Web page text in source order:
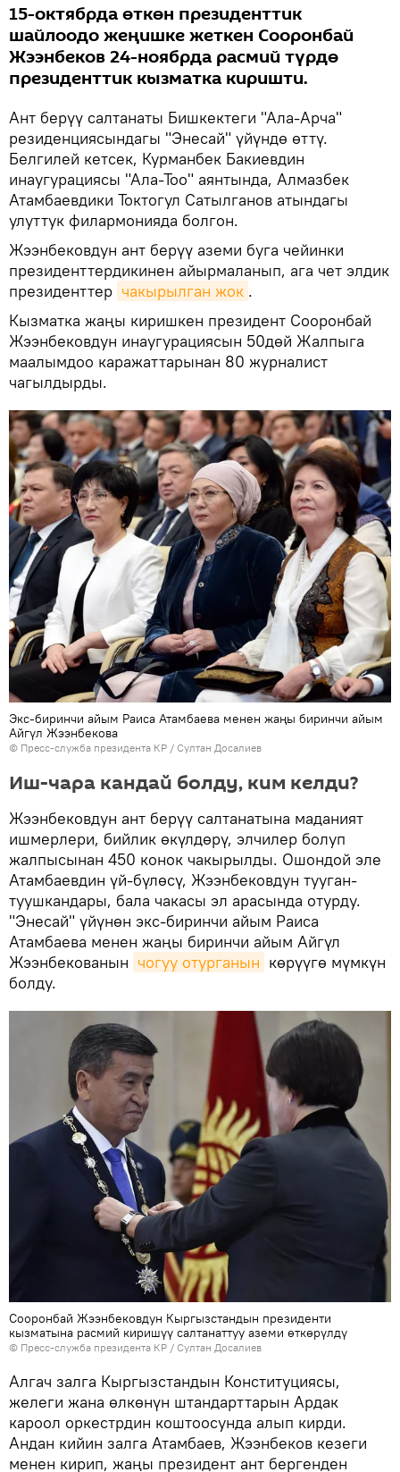
15-октябрда өткөн президенттик
шайлоодо жеңишке жеткен Сооронбай
Жээнбеков 24-ноябрда расмий түрдө
президенттик кызматка киришти.
Ант берүү салтанаты Бишкектеги "Ала-Арча"
резиденциясындагы "Энесай" үйүндө өттү.
Белгилей кетсек, Курманбек Бакиевдин
инаугурациясы "Ала-Тоо" аянтында, Алмазбек
Атамбаевдики Токтогул Сатылганов атындагы
улуттук филармонияда болгон.
Жээнбековдун ант берүү аземи буга чейинки
президенттердикинен айырмаланып, ага чет элдик
президенттер чакырылган жок .
Кызматка жаңы киришкен президент Сооронбай
Жээнбековдун инаугурациясын 50дөй Жалпыга
маалымдоо каражаттарынан 80 журналист
чагылдырды.
Экс-биринчи айым Раиса Атамбаева менен жаңы биринчи айым
Айгүл Жээнбекова
© Пресс-служба президента КР / Султан Досалиев
Иш-чара кандай болду, ким келди?
Жээнбековдун ант берүү салтанатына маданият
ишмерлери, бийлик өкүлдөрү, элчилер болуп
жалпысынан 450 конок чакырылды. Ошондой эле
Атамбаевдин үй-бүлөсү, Жээнбековдун тууган-
туушкандары, бала чакасы эл арасында отурду.
"Энесай" үйүнөн экс-биринчи айым Раиса
Атамбаева менен жаңы биринчи айым Айгүл
Жээнбекованын чогуу отурганын көрүүгө мүмкүн
болду.
Сооронбай Жээнбековдун Кыргызстандын президенти
кызматына расмий киришүү салтанаттуу аземи өткөрүлдү
© Пресс-служба президента КР / Султан Досалиев
Алгач залга Кыргызстандын Конституциясы,
желеги жана өлкөнүн штандарттарын Ардак
кароол оркестрдин коштоосунда алып кирди.
Андан кийин залга Атамбаев, Жээнбеков кезеги
менен кирип, жаңы президент ант бергенден